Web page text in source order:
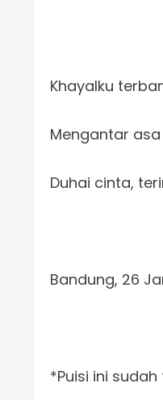
Khayalku
Mengantar
Duhai cinta,
Bandung, 26
*Puisi ini